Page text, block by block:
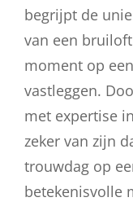
begrijpt de
van een
moment op
vastleggen.
met expertise
zeker van zijn
trouwdag op
betekenisvolle